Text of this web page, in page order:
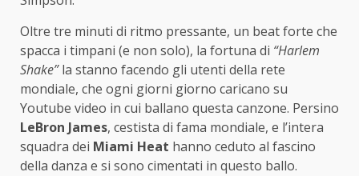
Oltre tre minuti di ritmo pressante, un beat forte che
spacca i timpani (e non solo), la fortuna di “Harlem
Shake”la stanno facendo gli utenti della rete
mondiale, che ogni giorni giorno caricano su
Youtube video in cui ballano questa canzone. Persino
LeBron James, cestista di fama mondiale, e l’intera
squadra dei Miami Heat hanno ceduto al fascino
della danza e si sono cimentati in questo ballo.